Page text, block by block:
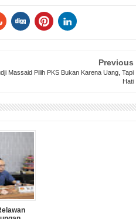
Previous
Massaid Pilih PKS Bukan Karena Uang, Tapi
Hati